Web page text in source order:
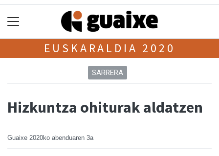
EUSKARALDIA 2020
SARRERA
Hizkuntza ohiturak aldatzen
Guaixe 2020ko abenduaren 3a